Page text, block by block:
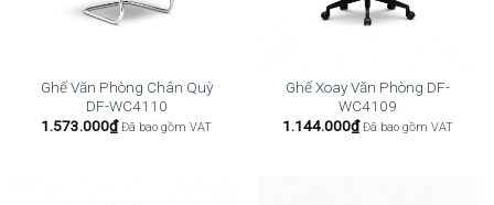
Ghế Văn Phòng Chân Quỳ
DF-WC4110
1.573.000₫ Đã bao gồm VAT
Ghế Xoay Văn Phòng DF-
WC4109
1.144.000₫ Đã bao gồm VAT